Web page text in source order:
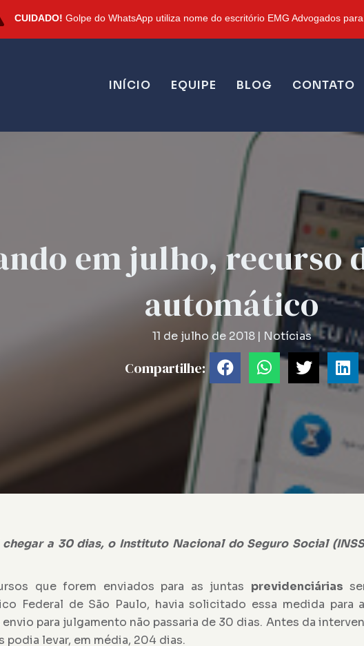
CUIDADO! Golpe do WhatsApp utiliza nome do escritório EMG Advogados
INÍCIO EQUIPE BLOG CONTATO
em julho, recurso
automático
11 de julho de 2018 | Notícias
Compartilhe:
a 30 dias, o Instituto Nacional do Seguro Social
que forem enviados para as juntas previdenciárias
Federal de São Paulo, havia solicitado essa medida para
para julgamento não passaria de 30 dias. Antes da
levar, em média, 204 dias.